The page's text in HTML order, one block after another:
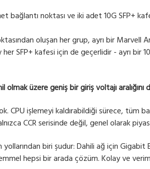
bağlantı noktası ve iki adet 10G SFP+
oluşan her grup, ayrı bir Marvell
her SFP+ kafesi için de geçerlidir - ayrı
üzere geniş bir giriş voltajı
CPU işlemeyi kaldırabildiği sürece, tüm
CCR serisinde değil, genel olarak
yollarından biri şudur: Dahili ağ için
hepsi bir arada çözüm. Kolay ve